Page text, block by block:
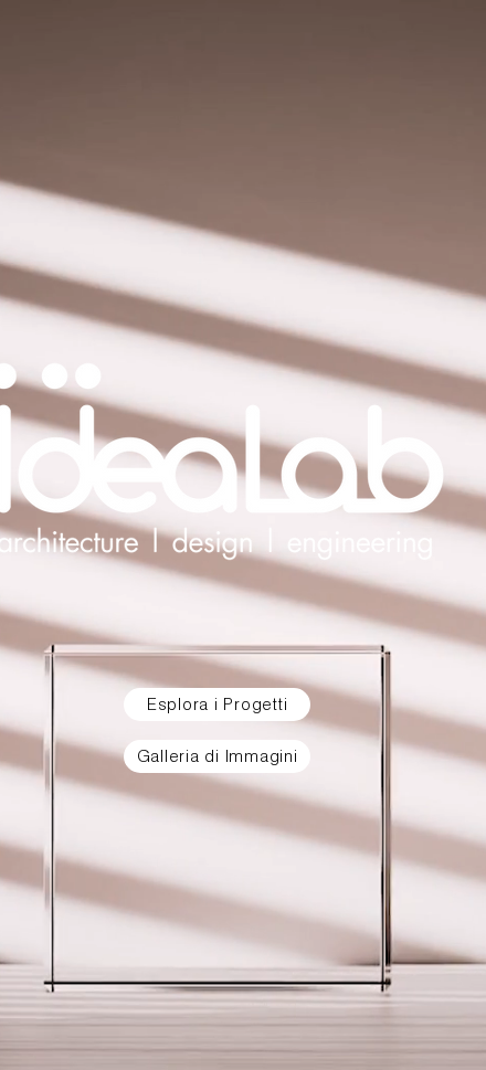
Esplora i Progetti
Galleria di Immagini